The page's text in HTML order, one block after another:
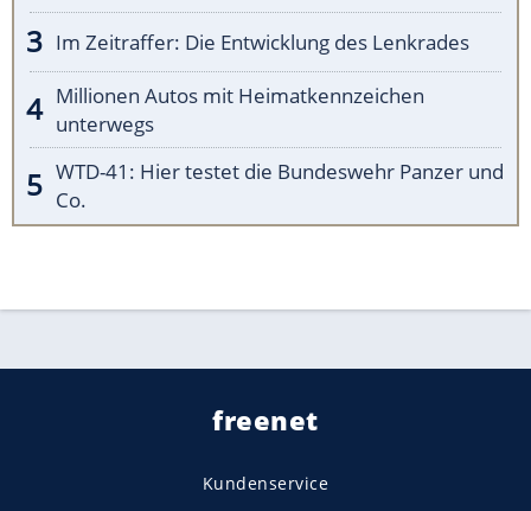
Im Zeitraffer: Die Entwicklung des Lenkrades
Millionen Autos mit Heimatkennzeichen
unterwegs
WTD-41: Hier testet die Bundeswehr Panzer und
Co.
freenet
Kundenservice